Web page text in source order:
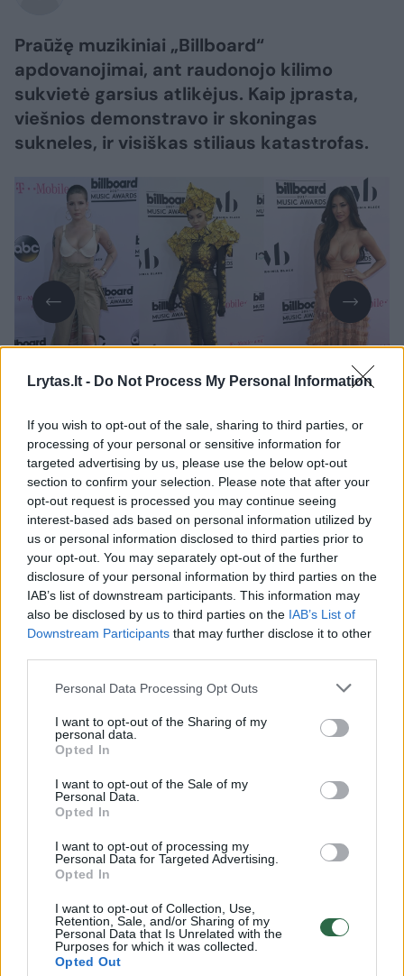
Lrytas.lt - Do Not Process My Personal Information
If you wish to opt-out of the sale, sharing to third parties, or
processing of your personal or sensitive information for
targeted advertising by us, please use the below opt-out
section to confirm your selection. Please note that after your
opt-out request is processed you may continue seeing
interest-based ads based on personal information utilized by
us or personal information disclosed to third parties prior to
your opt-out. You may separately opt-out of the further
disclosure of your personal information by third parties on the
IAB’s list of downstream participants. This information may
also be disclosed by us to third parties on the IAB’s List of
Downstream Participants that may further disclose it to other
Personal Data Processing Opt Outs
I want to opt-out of the Sharing of my
personal data.
Opted In
I want to opt-out of the Sale of my
Personal Data.
Opted In
I want to opt-out of processing my
Personal Data for Targeted Advertising.
Opted In
I want to opt-out of Collection, Use,
Retention, Sale, and/or Sharing of my
Personal Data that Is Unrelated with the
Purposes for which it was collected.
Opted Out
Praūžę muzikiniai „Billboard“
apdovanojimai, ant raudonojo kilimo
sukvietė garsius atlikėjus. Kaip įprasta,
viešnios demonstravo ir skoningas
sukneles, ir visiškas stiliaus katastrofas.
Daugiau nuotraukų (20)
Dažnai tarp stilingiausių svečių patenkanti
dainininkė Nicole Scherzinger pasirinko itin
atvirą suknelę, nepalikdama vietos fantazijai.
Visgi, taip atlikėja pakurstė kalbas apie savo
grįžimą į Jungtinės Karalystės muzikinio šou
„X Faktorius“ komisiją. Internautai ūžia, kad
kūno spalvos suknelė sukuria nuogumo
Skandalingosios Miley Cyrus sesuo Noah
apdovanojimuose taip pat visai nesužibėjo
rinkosi juodą derinį, tačiau jo visiškai
nepritaikė prie savo figūros. Svarstoma, kad
Noah tiesiog užsimetė pirmą po ranka rastą
palaidinę ant ne itin stilingos liemenėlės.
Pro akis nepraslydo ir kitos garsenybės,
bandžiusios parodyti ekstravagantišką stilių.